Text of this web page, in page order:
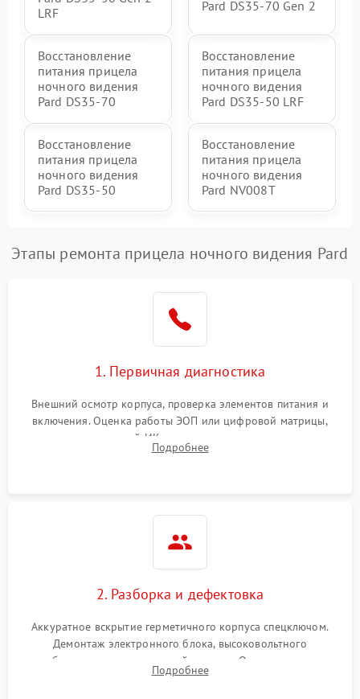
LRF
Pard DS35-70 Gen 2
Восстановление
питания прицела
ночного видения
Pard DS35-70
Восстановление
питания прицела
ночного видения
Pard DS35-50 LRF
Восстановление
питания прицела
ночного видения
Pard DS35-50
Восстановление
питания прицела
ночного видения
Pard NV008T
Этапы ремонта прицела ночного видения Pard
1. Первичная диагностика
Внешний осмотр корпуса, проверка элементов питания и
включения. Оценка работы ЭОП или цифровой матрицы,
проверка встроенной ИК-подсветки и механизма выверки
прицельной сетки. Выявление видимых дефектов оптики и
Подробнее
2. Разборка и дефектовка
Аккуратное вскрытие герметичного корпуса спецключом.
Демонтаж электронного блока, высоковольтного
преобразователя и оптической системы. Осмотр контактов
на окисление и проверка целостности уплотнительных
Подробнее